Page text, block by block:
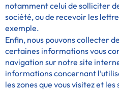
notamment celui de solliciter
société, ou de recevoir les
exemple.
Enfin, nous pouvons collecter
certaines informations vous
navigation sur notre site
informations concernant
les zones que vous visitez et